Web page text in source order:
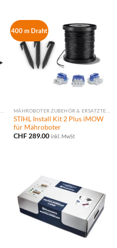
400 m Draht
STIHL Install Kit 2 Plus iMOW
für Mähroboter
CHF289.00 inkl. MwSt